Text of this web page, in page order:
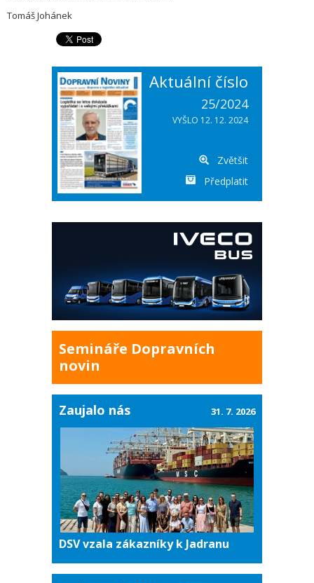
Tomáš Johánek
Aktuální číslo
25/2024
VYŠLO 12. 12. 2024
Zvětšit
Předplatit
Semináře Dopravních
novin
Zaujalo nás
DSV vzala zákazníky k Jadranu
31. 7. 2026